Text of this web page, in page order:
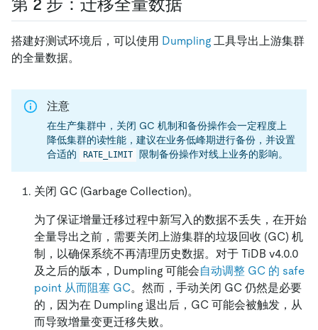
第 2 步：迁移全量数据
搭建好测试环境后，可以使用 Dumpling 工具导出上游集群
的全量数据。
注意
在生产集群中，关闭 GC 机制和备份操作会一定程度上
降低集群的读性能，建议在业务低峰期进行备份，并设置
合适的
RATE_LIMIT 限制备份操作对线上业务的影响。
关闭 GC (Garbage Collection)。
为了保证增量迁移过程中新写入的数据不丢失，在开始
全量导出之前，需要关闭上游集群的垃圾回收 (GC) 机
制，以确保系统不再清理历史数据。对于 TiDB v4.0.0
及之后的版本，Dumpling 可能会自动调整 GC 的 safe
point 从而阻塞 GC。然而，手动关闭 GC 仍然是必要
的，因为在 Dumpling 退出后，GC 可能会被触发，从
而导致增量变更迁移失败。